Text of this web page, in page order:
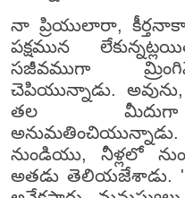
నా ప్రియులారా,
పక్షమున
సజీవముగా
చెపియున్నాడు.
తల మీదుగా
నుండియు, నీళ్లలో
అతడు తెలియజేశాడు.